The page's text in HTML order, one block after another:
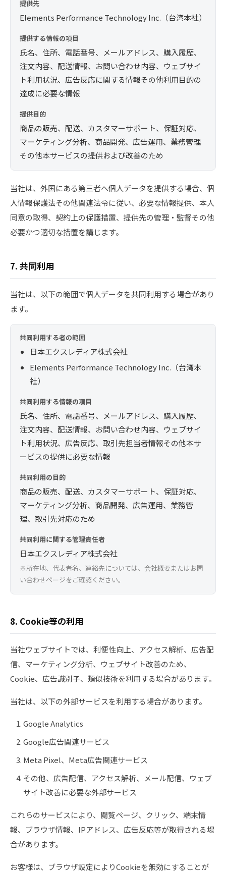
提供先
Elements Performance Technology Inc.（台湾本社）
提供する情報の項目
氏名、住所、電話番号、メールアドレス、購入履歴、
注文内容、配送情報、お問い合わせ内容、ウェブサイ
ト利用状況、広告反応に関する情報その他利用目的の
達成に必要な情報
提供目的
商品の販売、配送、カスタマーサポート、保証対応、
マーケティング分析、商品開発、広告運用、業務管理
その他本サービスの提供および改善のため
当社は、外国にある第三者へ個人データを提供する場合、個
人情報保護法その他関連法令に従い、必要な情報提供、本人
同意の取得、契約上の保護措置、提供先の管理・監督その他
必要かつ適切な措置を講じます。
7. 共同利用
当社は、以下の範囲で個人データを共同利用する場合があり
ます。
共同利用する者の範囲
日本エクスレディア株式会社
Elements Performance Technology Inc.（台湾本
社）
共同利用する情報の項目
氏名、住所、電話番号、メールアドレス、購入履歴、
注文内容、配送情報、お問い合わせ内容、ウェブサイ
ト利用状況、広告反応、取引先担当者情報その他本サ
ービスの提供に必要な情報
共同利用の目的
商品の販売、配送、カスタマーサポート、保証対応、
マーケティング分析、商品開発、広告運用、業務管
理、取引先対応のため
共同利用に関する管理責任者
日本エクスレディア株式会社
※所在地、代表者名、連絡先については、会社概要またはお問
い合わせページをご確認ください。
8. Cookie等の利用
当社ウェブサイトでは、利便性向上、アクセス解析、広告配
信、マーケティング分析、ウェブサイト改善のため、
Cookie、広告識別子、類似技術を利用する場合があります。
当社は、以下の外部サービスを利用する場合があります。
Google Analytics
Google広告関連サービス
Meta Pixel、Meta広告関連サービス
その他、広告配信、アクセス解析、メール配信、ウェブ
サイト改善に必要な外部サービス
これらのサービスにより、閲覧ページ、クリック、端末情
報、ブラウザ情報、IPアドレス、広告反応等が取得される場
合があります。
お客様は、ブラウザ設定によりCookieを無効にすることが